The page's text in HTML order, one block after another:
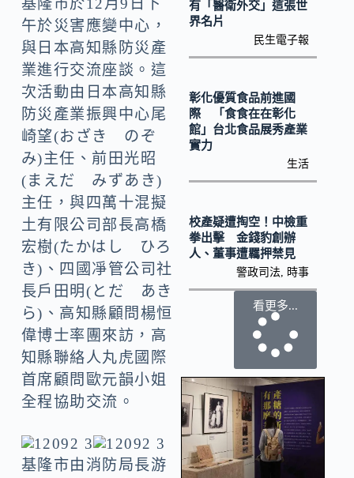
基隆市於12月9日下
午於災害應變中心，
與日本高知縣防災產
業進行交流座談。這
次活動由日本高知縣
防災產業振興中心尾
崎望(おざき のぞ
み)主任、前田光昭
(まえだ みずあき)
主任，與四萬十混擬
土有限公司部長高橋
宏樹(たかはし ひろ
き)、四國凈管公司社
長戶田明(とだ あき
ら)、高知縣顧問楊恒
偉博士率團來訪，高
知縣聯絡人丸虎國際
首席顧問歐元韻小姐
全程協助交流。
基隆市由消防局長游
有「醫衛外交」這張世
界名片
民生電子報
彰化優質食品前進國
際 「食食在在彰化
館」台北食品展秀產業
實力
生活
校產疑遭掏空！中檢重
拳出擊 金錢豹創辦
人、董事遭羈押禁見
警政司法 時事
看更多...